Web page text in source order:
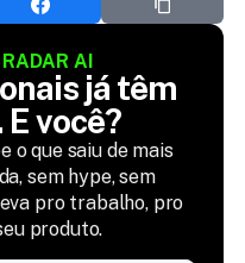
AI
E você?
o que saiu de mais
sem hype, sem
pro trabalho, pro
produto.